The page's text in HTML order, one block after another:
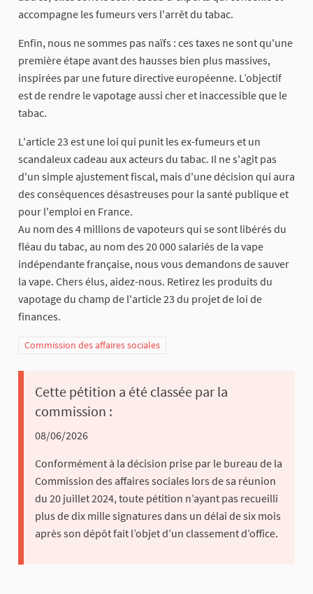
accompagne les fumeurs vers l'arrêt du tabac.
Enfin, nous ne sommes pas naïfs : ces taxes ne sont qu'une
première étape avant des hausses bien plus massives,
inspirées par une future directive européenne. L’objectif
est de rendre le vapotage aussi cher et inaccessible que le
tabac.
L'article 23 est une loi qui punit les ex-fumeurs et un
scandaleux cadeau aux acteurs du tabac. Il ne s'agit pas
d'un simple ajustement fiscal, mais d'une décision qui aura
des conséquences désastreuses pour la santé publique et
pour l'emploi en France.
Au nom des 4 millions de vapoteurs qui se sont libérés du
fléau du tabac, au nom des 20 000 salariés de la vape
indépendante française, nous vous demandons de sauver
la vape. Chers élus, aidez-nous. Retirez les produits du
vapotage du champ de l'article 23 du projet de loi de
finances.
Commission des affaires sociales
Cette pétition a été classée par la
commission :
08/06/2026
Conformément à la décision prise par le bureau de la
Commission des affaires sociales lors de sa réunion
du 20 juillet 2024, toute pétition n’ayant pas recueilli
plus de dix mille signatures dans un délai de six mois
après son dépôt fait l’objet d’un classement d’office.